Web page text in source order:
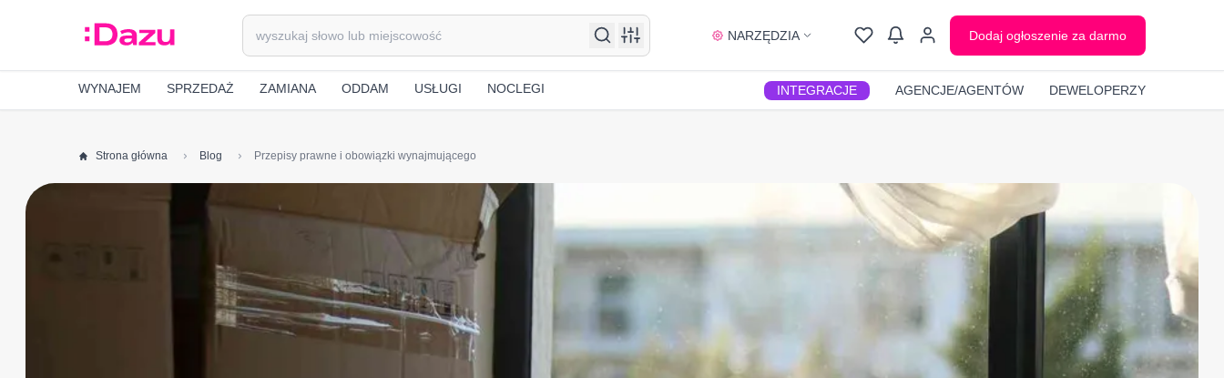
NARZĘDZIA Dodaj ogłoszenie za darmo
WYNAJEM SPRZEDAŻ ZAMIANA ODDAM USŁUGI NOCLEGI INTEGRACJE AGENCJE/AGENTÓW DEWELOPERZY
Strona główna Blog Przepisy prawne i obowiązki wynajmującego